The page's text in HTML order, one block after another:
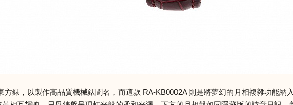
方錶，以製作高品質機械錶聞名，而這款 RA-KB0002A 則是將夢幻的月相複雜功能